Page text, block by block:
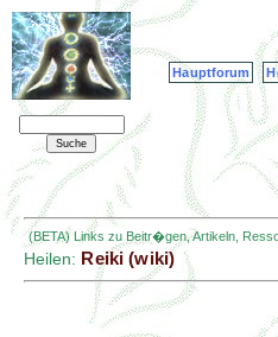
Hauptforum
(BETA) Links zu Beitr�gen, Artikeln,
Heilen: Reiki (wiki)